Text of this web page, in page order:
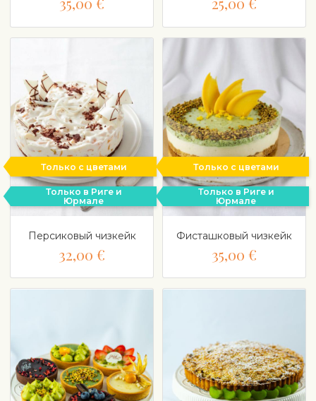
Только с цветами
Только в Риге и
Юрмале
Персиковый чизкейк
32,00 €
Только с цветами
Только в Риге и
Юрмале
Фисташковый чизкейк
35,00 €